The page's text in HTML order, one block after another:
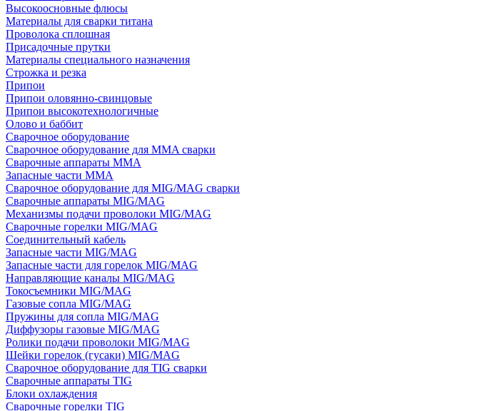
Высокоосновные флюсы
Материалы для сварки титана
Проволока сплошная
Присадочные прутки
Материалы специального назначения
Строжка и резка
Припои
Припои оловянно-свинцовые
Припои высокотехнологичные
Олово и баббит
Сварочное оборудование
Сварочное оборудование для MMA сварки
Сварочные аппараты MMA
Запасные части MMA
Сварочное оборудование для MIG/MAG сварки
Сварочные аппараты MIG/MAG
Механизмы подачи проволоки MIG/MAG
Сварочные горелки MIG/MAG
Соединительный кабель
Запасные части MIG/MAG
Запасные части для горелок MIG/MAG
Направляющие каналы MIG/MAG
Токосъемники MIG/MAG
Газовые сопла MIG/MAG
Пружины для сопла MIG/MAG
Диффузоры газовые MIG/MAG
Ролики подачи проволоки MIG/MAG
Шейки горелок (гусаки) MIG/MAG
Сварочное оборудование для TIG сварки
Сварочные аппараты TIG
Блоки охлаждения
Сварочные горелки TIG